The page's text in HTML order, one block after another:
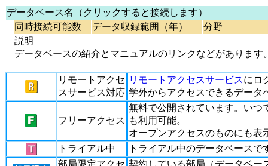
データベース名（クリックすると接続します）
同時接続可能数
データ収録範囲（年）
分野
説明
データベースの紹介とマニュアルのリンクなどがあります
リモートアクセ
スサービス対応
リモートアクセスサービスにロ
学外からアクセスできるデータ
フリーアクセス
無料で公開されています。いつ
も利用可能。
オープンアクセスのものにも表
トライアル中
トライアル中のデータベースで
部局限定アクセ 契約している部局（データベー